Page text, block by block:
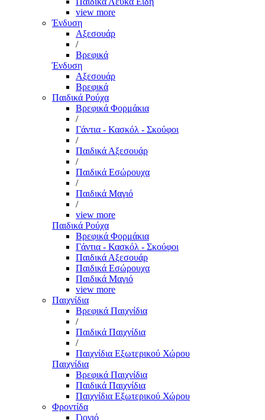
view more
Ένδυση
Αξεσουάρ
/
Βρεφικά
Ένδυση
Αξεσουάρ
Βρεφικά
Παιδικά Ρούχα
Βρεφικά Φορμάκια
/
Γάντια - Κασκόλ - Σκούφοι
/
Παιδικά Αξεσουάρ
/
Παιδικά Εσώρουχα
/
Παιδικά Μαγιό
/
view more
Παιδικά Ρούχα
Βρεφικά Φορμάκια
Γάντια - Κασκόλ - Σκούφοι
Παιδικά Αξεσουάρ
Παιδικά Εσώρουχα
Παιδικά Μαγιό
view more
Παιχνίδια
Βρεφικά Παιχνίδια
/
Παιδικά Παιχνίδια
/
Παιχνίδια Εξωτερικού Χώρου
Παιχνίδια
Βρεφικά Παιχνίδια
Παιδικά Παιχνίδια
Παιχνίδια Εξωτερικού Χώρου
Φροντίδα
Γιογιό